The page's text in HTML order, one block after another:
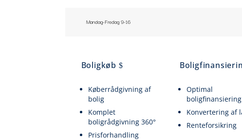
Mandag-Fredag 9-16
Boligkøb
Køberrådgivning af
bolig
Komplet
boligrådgivning 360°
Prisforhandling
Optimal
boligfinansiering
Konvertering af
Renteforsikring